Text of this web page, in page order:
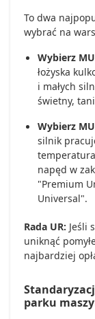
To dwa
wybrać na
Wybierz
łożyska
i małych
świetny,
Wybierz
silnik
napęd w
"Premium
Universal".
Rada UR: Jeśli
uniknąć
najbardziej
parku